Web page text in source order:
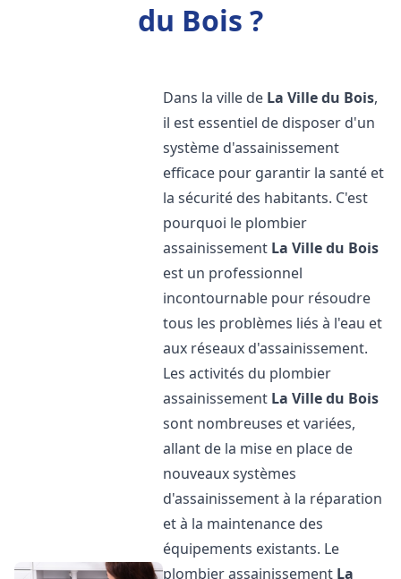
du Bois ?
Dans la ville de La Ville du Bois,
il est essentiel de disposer d'un
système d'assainissement
efficace pour garantir la santé et
la sécurité des habitants. C'est
pourquoi le plombier
assainissement La Ville du Bois
est un professionnel
incontournable pour résoudre
tous les problèmes liés à l'eau et
aux réseaux d'assainissement.
Les activités du plombier
assainissement La Ville du Bois
sont nombreuses et variées,
allant de la mise en place de
nouveaux systèmes
d'assainissement à la réparation
et à la maintenance des
équipements existants. Le
plombier assainissement La